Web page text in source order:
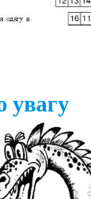
увагу